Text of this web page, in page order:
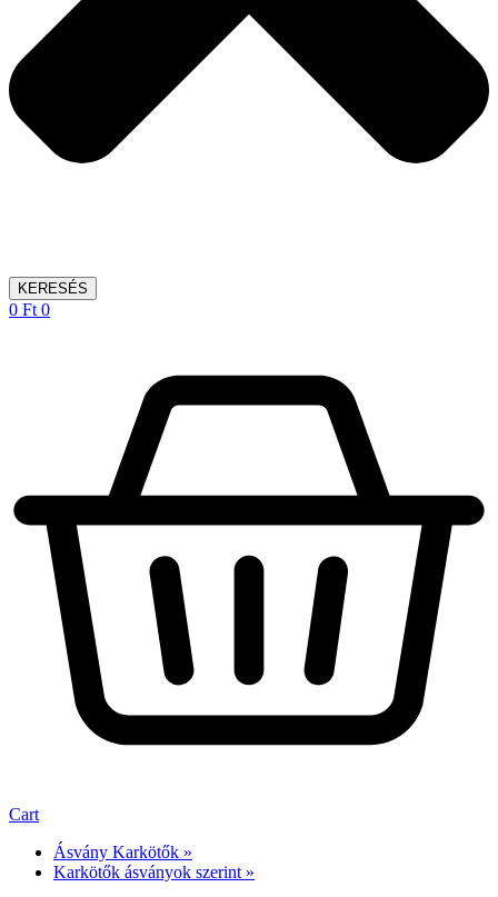
KERESÉS
0 Ft 0
Cart
Ásvány Karkötők »
Karkötők ásványok szerint »